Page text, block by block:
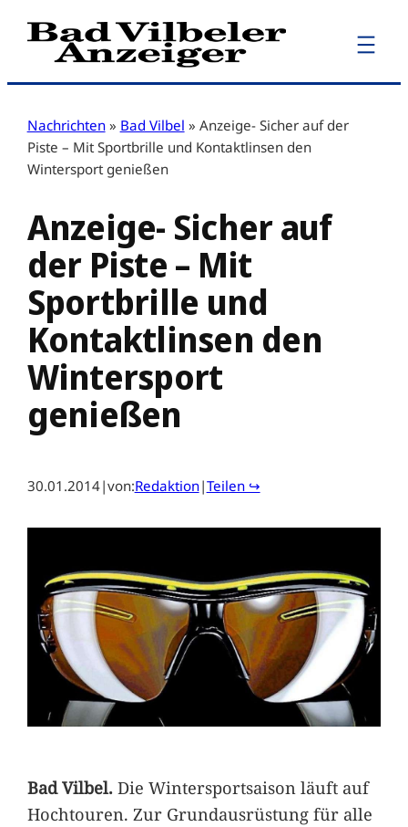
Zum
Inhalt
Nachrichten » Bad Vilbel » Anzeige- Sicher auf der
Piste – Mit Sportbrille und Kontaktlinsen den
Wintersport genießen
Anzeige- Sicher auf
der Piste – Mit
Sportbrille und
Kontaktlinsen den
Wintersport
genießen
30.01.2014|von:Redaktion|Teilen ↪
Bad Vilbel.Die Wintersportsaison läuft auf
Hochtouren. Zur Grundausrüstung für alle